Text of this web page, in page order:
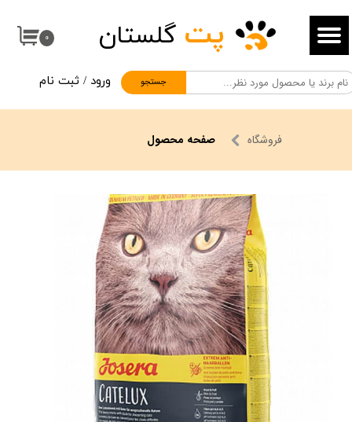
۰
جستجو
پت گلستان
ورود / ثبت نام
حساب کاربری من
تغییر گذر واژه
سفارشات
خروج از حساب کاربری
فروشگاه صفحه محصول